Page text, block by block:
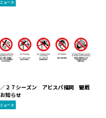
ニュース
／２７シーズン アビスパ福岡 観戦
知らせ
ニュース